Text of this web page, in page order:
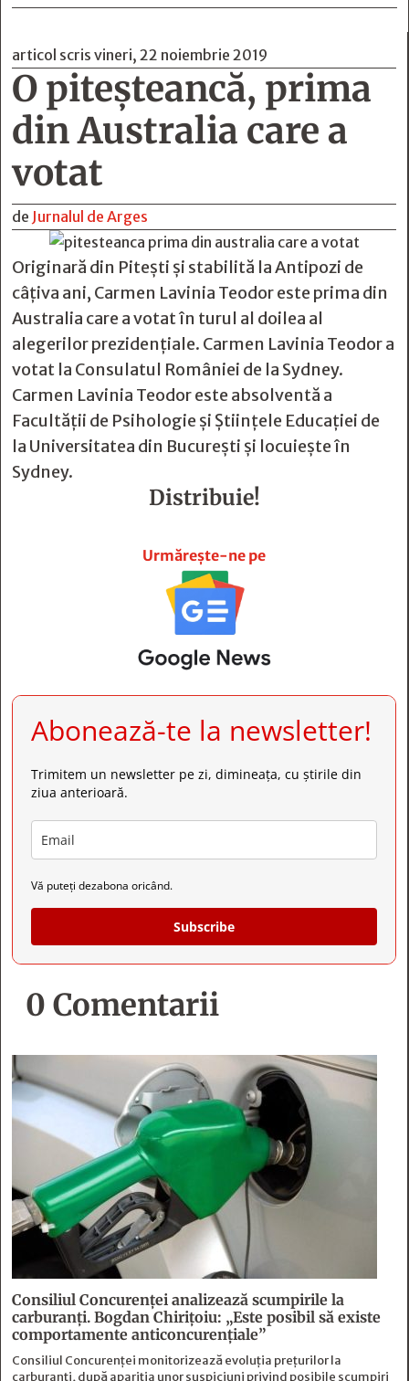
articol scris vineri, 22 noiembrie 2019
O piteșteancă, prima
din Australia care a
votat
de Jurnalul de Arges
Originară din Pitești și stabilită la Antipozi de
câțiva ani, Carmen Lavinia Teodor este prima din
Australia care a votat în turul al doilea al
alegerilor prezidențiale. Carmen Lavinia Teodor a
votat la Consulatul României de la Sydney.
Carmen Lavinia Teodor este absolventă a
Facultății de Psihologie și Științele Educației de
la Universitatea din București și locuiește în
Sydney.
Distribuie!
Urmărește-ne pe
Abonează-te la newsletter!
Trimitem un newsletter pe zi, dimineața, cu știrile din
ziua anterioară.
Vă puteți dezabona oricând.
Subscribe
0 Comentarii
Consiliul Concurenței analizează scumpirile la
carburanți. Bogdan Chirițoiu: „Este posibil să existe
comportamente anticoncurențiale”
Consiliul Concurenței monitorizează evoluția prețurilor la
carburanți, după apariția unor suspiciuni privind posibile scumpiri